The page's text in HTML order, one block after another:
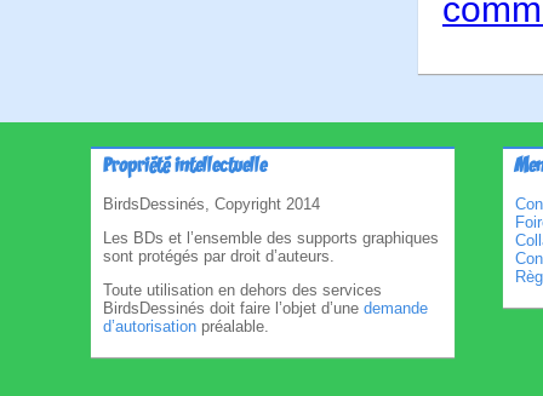
Propriété intellectuelle
BirdsDessinés, Copyright 2014
Les BDs et l’ensemble des supports graphiques
sont protégés par droit d’auteurs.
Toute utilisation en dehors des services
BirdsDessinés doit faire l’objet d’une demande
d’autorisation préalable.